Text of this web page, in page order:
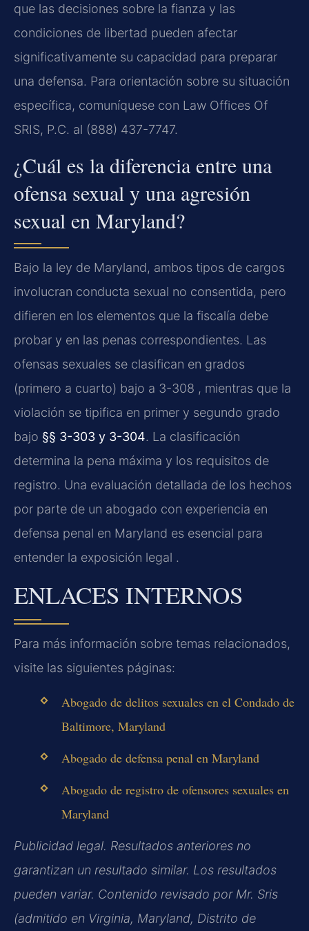
que las decisiones sobre la fianza y las
condiciones de libertad pueden afectar
significativamente su capacidad para preparar
una defensa. Para orientación sobre su situación
específica, comuníquese con Law Offices Of
SRIS, P.C. al (888) 437-7747.
¿Cuál es la diferencia entre una
ofensa sexual y una agresión
sexual en Maryland?
Bajo la ley de Maryland, ambos tipos de cargos
involucran conducta sexual no consentida, pero
difieren en los elementos que la fiscalía debe
probar y en las penas correspondientes. Las
ofensas sexuales se clasifican en grados
(primero a cuarto) bajo a 3-308 , mientras que la
violación se tipifica en primer y segundo grado
bajo §§ 3-303 y 3-304. La clasificación
determina la pena máxima y los requisitos de
registro. Una evaluación detallada de los hechos
por parte de un abogado con experiencia en
defensa penal en Maryland es esencial para
entender la exposición legal .
ENLACES INTERNOS
Para más información sobre temas relacionados,
visite las siguientes páginas:
Abogado de delitos sexuales en el Condado de
Baltimore, Maryland
Abogado de defensa penal en Maryland
Abogado de registro de ofensores sexuales en
Maryland
Publicidad legal. Resultados anteriores no
garantizan un resultado similar. Los resultados
pueden variar. Contenido revisado por Mr. Sris
(admitido en Virginia, Maryland, Distrito de